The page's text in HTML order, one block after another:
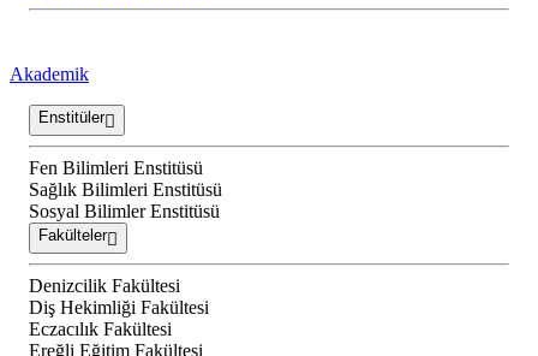
Akademik
Enstitüler
Fen Bilimleri Enstitüsü
Sağlık Bilimleri Enstitüsü
Sosyal Bilimler Enstitüsü
Fakülteler
Denizcilik Fakültesi
Diş Hekimliği Fakültesi
Eczacılık Fakültesi
Ereğli Eğitim Fakültesi